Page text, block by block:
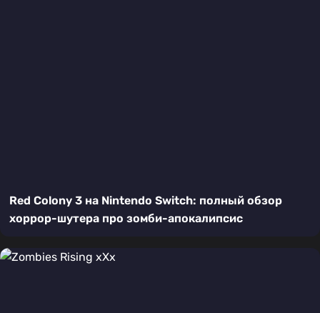
Red Colony 3 на Nintendo Switch: полный обзор
хоррор-шутера про зомби-апокалипсис